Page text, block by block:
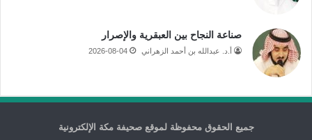
صناعة النجاح بين العبقرية والإصرار
أ.د. عبدالله بن أحمد الزهراني 2026-08-04
جميع الحقوق محفوظة لموقع صحيفة مكة الإلكترونية